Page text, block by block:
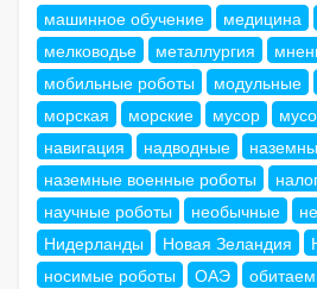
машинное обучение
медицина
мелководье
металлургия
мобильные роботы
модульные
морская
морские мусор
навигация
надводные
наземные военные роботы
научные роботы
необычные
Нидерланды
Новая Зеландия
носимые роботы
ОАЭ